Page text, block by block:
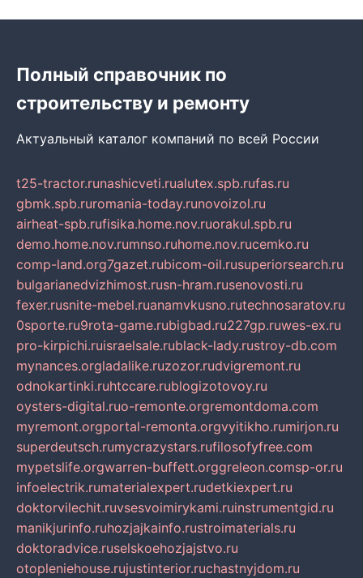
Полный справочник по
строительству и ремонту
Актуальный каталог компаний по всей России
t25-tractor.runashicveti.rualutex.spb.rufas.ru
gbmk.spb.ruromania-today.runovoizol.ru
airheat-spb.rufisika.home.nov.ruorakul.spb.ru
demo.home.nov.rumnso.ruhome.nov.rucemko.ru
comp-land.org7gazet.rubicom-oil.rusuperiorsearch.ru
bulgarianedvizhimost.rusn-hram.rusenovosti.ru
fexer.rusnite-mebel.ruanamvkusno.rutechnosaratov.ru
0sporte.ru9rota-game.rubigbad.ru227gp.ruwes-ex.ru
pro-kirpichi.ruisraelsale.rublack-lady.rustroy-db.com
mynances.orgladalike.ruzozor.rudvigremont.ru
odnokartinki.ruhtccare.rublogizotovoy.ru
oysters-digital.ruo-remonte.orgremontdoma.com
myremont.orgportal-remonta.orgvyitikho.rumirjon.ru
superdeutsch.rumycrazystars.rufilosofyfree.com
mypetslife.orgwarren-buffett.orggreleon.comsp-or.ru
infoelectrik.rumaterialexpert.rudetkiexpert.ru
doktorvilechit.ruvsesvoimirykami.ruinstrumentgid.ru
manikjurinfo.ruhozjajkainfo.rustroimaterials.ru
doktoradvice.ruselskoehozjajstvo.ru
otopleniehouse.rujustinterior.ruchastnyjdom.ru